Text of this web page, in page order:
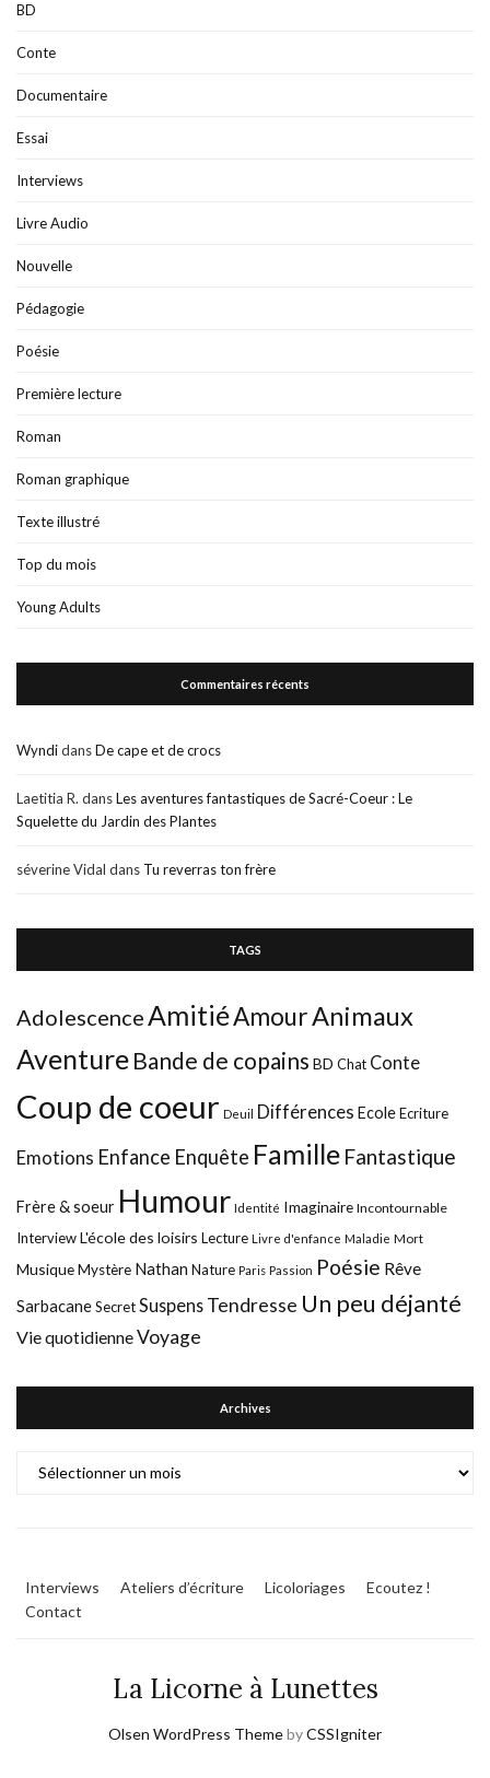
BD
Conte
Documentaire
Essai
Interviews
Livre Audio
Nouvelle
Pédagogie
Poésie
Première lecture
Roman
Roman graphique
Texte illustré
Top du mois
Young Adults
Commentaires récents
WyndidansDe cape et de crocs
Laetitia R. dansLes aventures fantastiques de Sacré-Coeur : Le
Squelette du Jardin des Plantes
séverine Vidal dans Tu reverras ton frère
TAGS
Adolescence AmitiéAmourAnimaux
Aventure Bande de copains BD Chat Conte
Coup de coeur Deuil Différences EcoleEcriture
Emotions Enfance Enquête Famille Fantastique
Frère & soeur Humour Identité Imaginaire Incontournable
InterviewL'école des loisirs Lecture Livre d'enfance Maladie Mort
MusiqueMystère Nathan Nature Paris Passion Poésie Rêve
SarbacaneSecret Suspens Tendresse Un peu déjanté
Vie quotidienneVoyage
Archives
Interviews Ateliers d’écriture Licoloriages
Ecoutez !
Contact
La Licorne à Lunettes
Olsen WordPress ThemebyCSSIgniter